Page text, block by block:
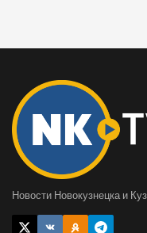
Новости Новокузнецка и